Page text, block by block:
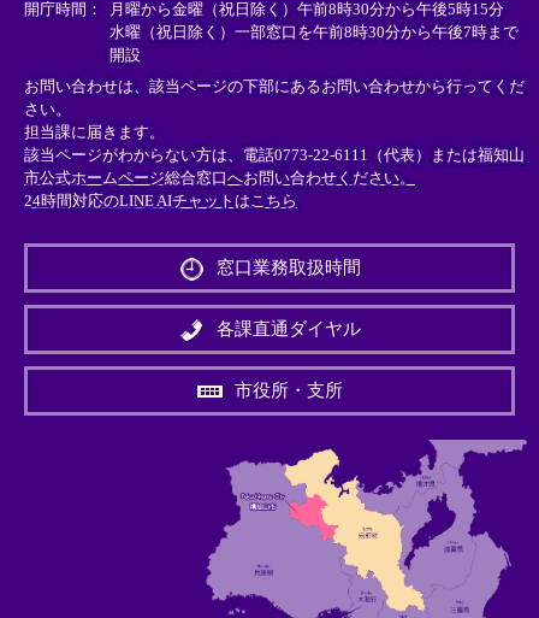
開庁時間：
月曜から金曜（祝日除く）午前8時30分から午後5時15分
水曜（祝日除く）一部窓口を午前8時30分から午後7時まで
開設
お問い合わせは、該当ページの下部にあるお問い合わせから行ってくだ
さい。
担当課に届きます。
該当ページがわからない方は、電話0773-22-6111（代表）または福知山
市公式ホームページ総合窓口へお問い合わせください。
24時間対応のLINE AIチャットはこちら
外
リ
ン
＞
窓口業務取扱時間
各課直通ダイヤル
市役所・支所